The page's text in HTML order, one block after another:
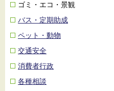
ゴミ・エコ・景観
バス・定期助成
ペット・動物
交通安全
消費者行政
各種相談